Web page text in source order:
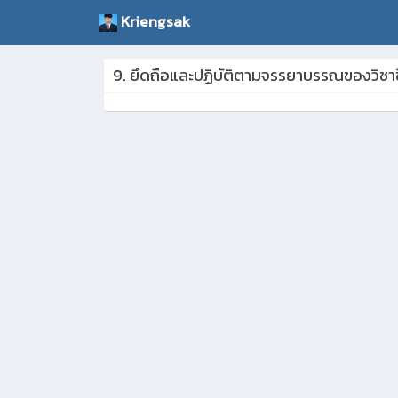
Kriengsak
9. ยึดถือและปฏิบัติตามจรรยาบรรณของวิช